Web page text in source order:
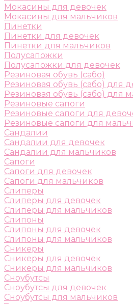
Мокасины для девочек
Мокасины для мальчиков
Пинетки
Пинетки для девочек
Пинетки для мальчиков
Полусапожки
Полусапожки для девочек
Резиновая обувь (сабо)
Резиновая обувь (сабо) для
Резиновая обувь (сабо) для
Резиновые сапоги
Резиновые сапоги для
Резиновые сапоги для
Сандалии
Сандалии для девочек
Сандалии для мальчиков
Сапоги
Сапоги для девочек
Сапоги для мальчиков
Слиперы
Слиперы для девочек
Слиперы для мальчиков
Слипоны
Слипоны для девочек
Слипоны для мальчиков
Сникеры
Сникеры для девочек
Сникеры для мальчиков
Сноубутсы
Сноубутсы для девочек
Сноубутсы для мальчиков